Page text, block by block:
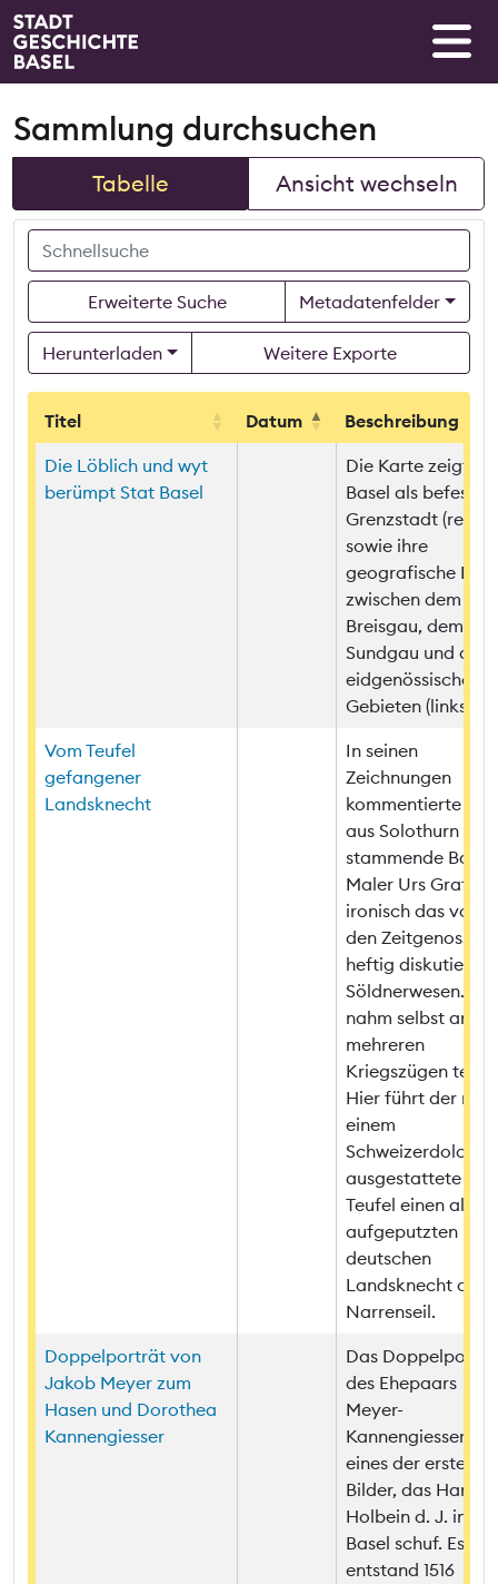
Sammlung durchsuchen
Tabelle Ansicht wechseln
Erweiterte Suche Metadatenfelder
Herunterladen Weitere Exporte
Titel Datum
Beschreibung
Titel
Beschreibung
Die Löblich und wyt
berümpt Stat Basel
Die Karte zeigt
Basel als
Grenzstadt
sowie ihre
geografische
zwischen dem
Breisgau, dem
Sundgau und den
eidgenössischen
Gebieten (links).
Vom Teufel
gefangener
Landsknecht
In seinen
Zeichnungen
kommentierte der
aus Solothurn
stammende Basler
Maler Urs Graf
ironisch das von
den Zeitgenossen
heftig diskutierte
Söldnerwesen.
nahm selbst an
mehreren
Kriegszügen teil.
Hier führt der mit
einem
Schweizerdolch
ausgestattete
Teufel einen alten,
aufgeputzten
deutschen
Landsknecht am
Narrenseil.
Doppelporträt von
Jakob Meyer zum
Hasen und Dorothea
Kannengiesser
Das
des Ehepaars
Meyer-
Kannengiesser ist
eines der ersten
Bilder, das Hans
Holbein d. J. in
Basel schuf. Es
entstand 1516